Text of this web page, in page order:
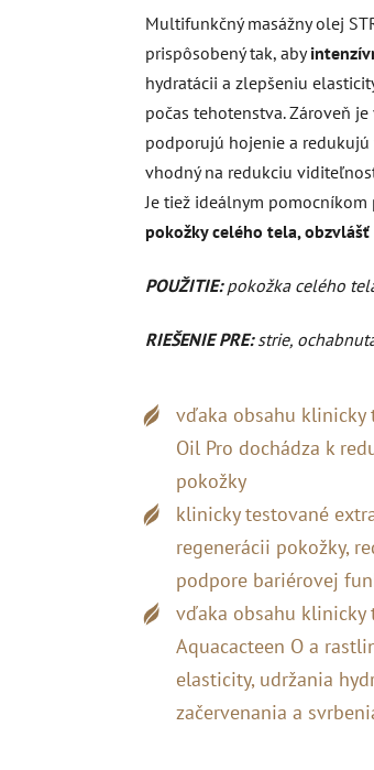
Multifunkčný masážny olej
prispôsobený tak, aby
hydratácii a zlepšeniu
počas tehotenstva. Zároveň
podporujú hojenie a
vhodný na redukciu
Je tiež ideálnym pomocníkom
pokožky celého tela,
POUŽITIE: pokožka celého
RIEŠENIE PRE: strie,
vďaka obsahu
Oil Pro dochádza k
pokožky
klinicky testované
regenerácii pokožky,
podpore bariérovej
vďaka obsahu klinicky
Aquacacteen O a
elasticity, udržania
začervenania a